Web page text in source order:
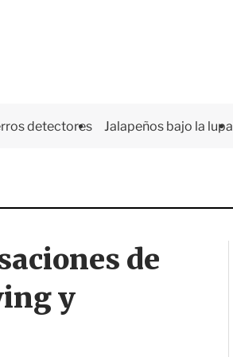
detectores Jalapeños bajo la lupa
de
y